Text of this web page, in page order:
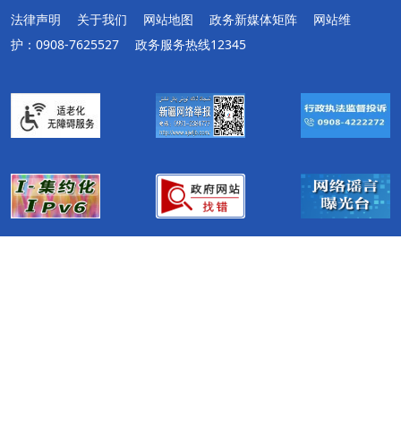
法律声明 关于我们 网站地图 政务新媒体矩阵
网站维
护：0908-7625527
政务服务热线12345